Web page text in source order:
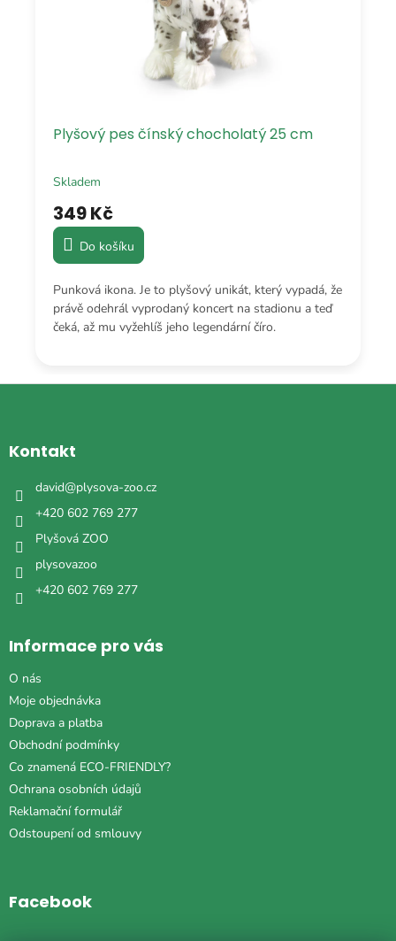
Plyšový pes čínský chocholatý 25 cm
Skladem
349 Kč
Do košíku
Punková ikona. Je to plyšový unikát, který vypadá, že
právě odehrál vyprodaný koncert na stadionu a teď
čeká, až mu vyžehlíš jeho legendární číro.
Z
aKontakt
david@plysova-zoo.cz
+420 602 769 277
Plyšová ZOO
plysovazoo
+420 602 769 277
Informace pro vás
O nás
Moje objednávka
Doprava a platba
Obchodní podmínky
Co znamená ECO-FRIENDLY?
Ochrana osobních údajů
Reklamační formulář
Odstoupení od smlouvy
Facebook